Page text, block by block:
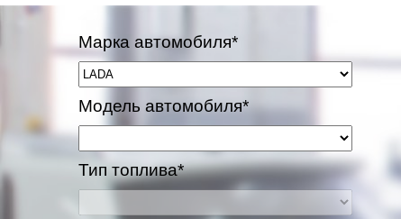
Марка автомобиля*
Модель автомобиля*
Тип топлива*